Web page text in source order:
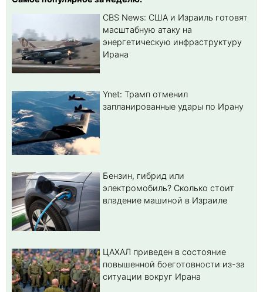
CBS News: США и Израиль готовят
масштабную атаку на
энергетическую инфраструктуру
Ирана
Ynet: Трамп отменил
запланированные удары по Ирану
Бензин, гибрид или
электромобиль? Cколько стоит
владение машиной в Израиле
ЦАХАЛ приведен в состояние
повышенной боеготовности из-за
ситуации вокруг Ирана